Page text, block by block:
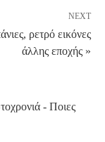
NEXT
ρετρό εικόνες
άλλης εποχής »
- Ποιες